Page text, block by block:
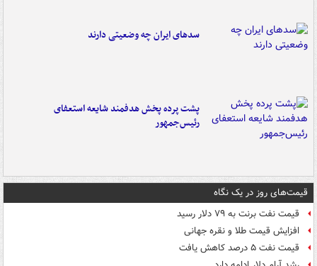
سدهای ایران چه وضعیتی دارند
پشت پرده پخش هدفمند شایعه استعفای
رئیس‌جمهور
قیمت‌های روز در یک نگاه
قیمت نفت برنت به ۷۹ دلار رسید
افزایش قیمت طلا و نقره جهانی
قیمت نفت ۵ درصد کاهش یافت